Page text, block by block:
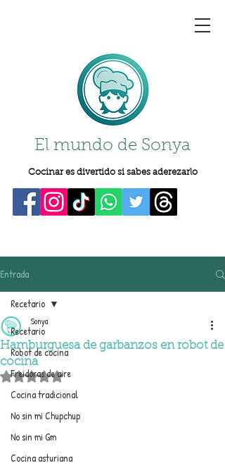
El mundo de Sonya
Cocinar es divertido si sabes aderezarlo
Entrada
Recetario
Robot de cocina
Freidoras de aire
Cocina tradicional
No sin mi Chupchup
No sin mi Gm
Cocina asturiana
Recetario
Hamburguesa de garbanzos en robot de
cocina
Sonya
Obtuvo NaN de 5 estrellas.